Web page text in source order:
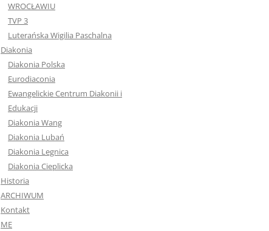
WROCŁAWIU
TVP 3
Luterańska Wigilia Paschalna
Diakonia
Diakonia Polska
Eurodiaconia
Ewangelickie Centrum Diakonii i
Edukacji
Diakonia Wang
Diakonia Lubań
Diakonia Legnica
Diakonia Cieplicka
Historia
ARCHIWUM
Kontakt
ME